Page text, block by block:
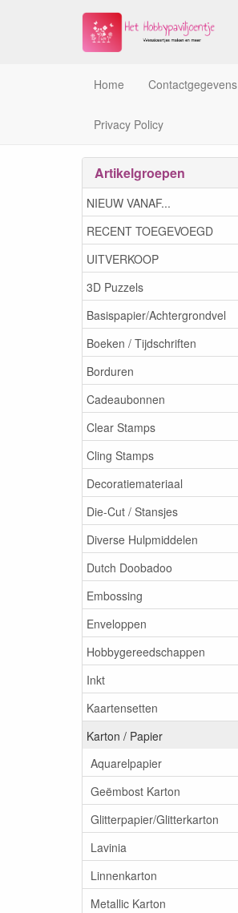
Home Contactgegevens
Privacy Policy
Artikelgroepen
NIEUW VANAF...
RECENT TOEGEVOEGD
UITVERKOOP
3D Puzzels
Basispapier/Achtergrondvel
Boeken / Tijdschriften
Borduren
Cadeaubonnen
Clear Stamps
Cling Stamps
Decoratiemateriaal
Die-Cut / Stansjes
Diverse Hulpmiddelen
Dutch Doobadoo
Embossing
Enveloppen
Hobbygereedschappen
Inkt
Kaartensetten
Karton / Papier
Aquarelpapier
Geëmbost Karton
Glitterpapier/Glitterkarton
Lavinia
Linnenkarton
Metallic Karton